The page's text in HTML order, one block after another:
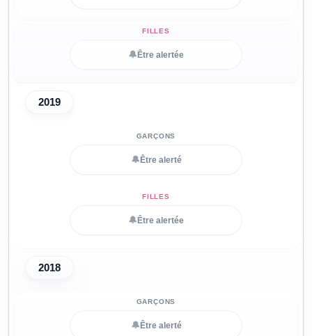
🔔 Être alertée
2019
🔔 Être alerté
🔔 Être alertée
2018
🔔 Être alerté